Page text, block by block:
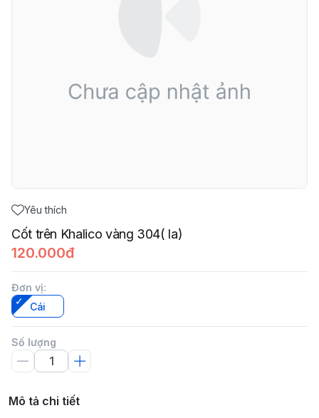
Yêu thích
Cốt trên Khalico vàng 304( la)
120.000đ
Đơn vị:
Cái
Số lượng
Mô tả chi tiết